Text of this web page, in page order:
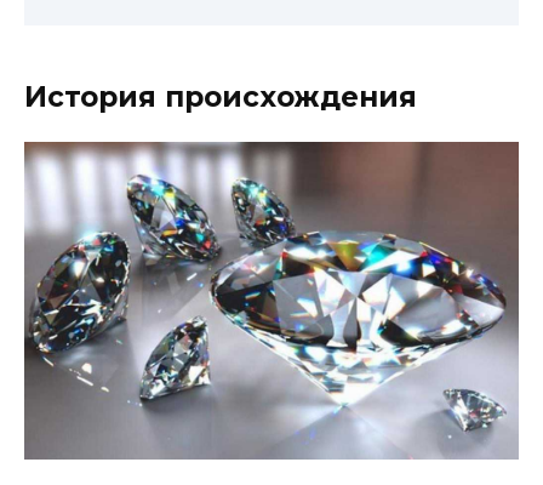
История происхождения